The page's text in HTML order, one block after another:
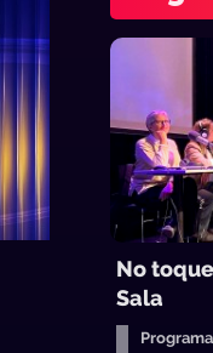
No
Sala